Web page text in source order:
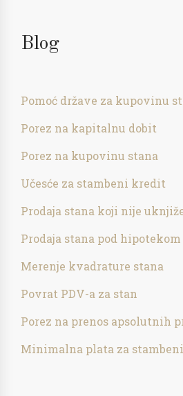
Blog
Pomoć države za kupovinu
Porez na kapitalnu dobit
Porez na kupovinu stana
Učesće za stambeni kredit
Prodaja stana koji nije
Prodaja stana pod hipotekom
Merenje kvadrature stana
Povrat PDV-a za stan
Porez na prenos apsolutnih
Minimalna plata za